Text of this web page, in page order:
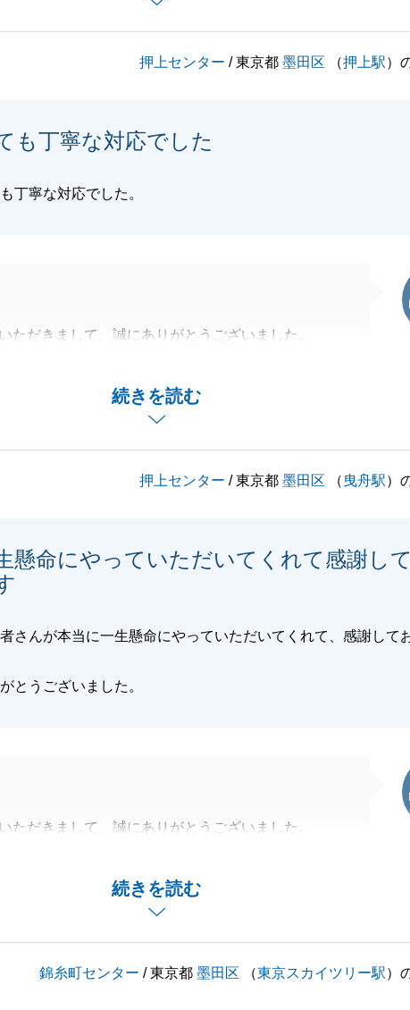
お困りごとやご相談がございましたらお気軽にご相
お願い申し上げます。
押上センター / 東京都墨田区 （押上駅）
も丁寧な対応でした
丁寧な対応でした。
続きを読む
ただきまして、誠にありがとうございました。
も重要でしたため、販売時の買主様からのお声やお
定期的なご報告をさせていただきました。
で不動産について困っていらっしゃる方がおりまし
いたします。
閉じる
押上センター / 東京都墨田区 （ 曳舟駅）
懸命にやっていただいてくれて感謝し
さんが本当に一生懸命にやっていただいてくれて、感謝して
とうございました。
続きを読む
ただきまして、誠にありがとうございました。
も重要でしたため、販売時の買主様からのお声やお
定期的なご報告をさせていただきました。
で不動産について困っていらっしゃる方がおりまし
錦糸町センター / 東京都墨田区 （東京スカイツリー駅）